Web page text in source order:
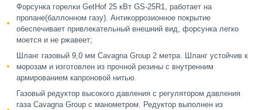
Форсунка горелки GetHof 25 кВт GS-25R1, работает на
пропане(баллонном газу). Антикоррозионное покрытие
обеспечивает привлекательный внешний вид, форсунка легко
моется и не ржавеет;
Шланг газовый 9,0 мм Cavagna Group 2 метра. Шланг устойчив к
морозам и изготовлен из прочной резины с внутренним
армированием капроновой нитью.
Газовый редуктор высокого давления с регулятором давления
газа Cavagna Group с манометром. Редуктор выполнен из